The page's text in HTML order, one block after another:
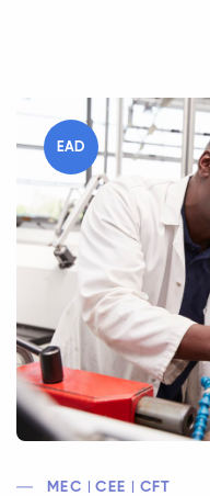
EAD
MEC | CEE | CFT